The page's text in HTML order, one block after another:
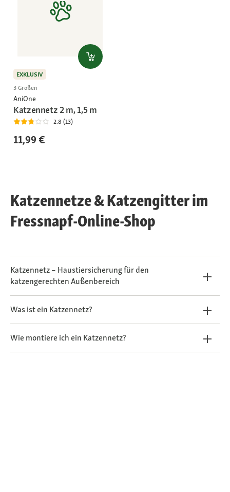
EXKLUSIV
3 Größen
AniOne
Katzennetz 2 m, 1,5 m
2.8 (13)
11,99 €
Katzennetze & Katzengitter im
Fressnapf-Online-Shop
Katzennetz – Haustiersicherung für den
katzengerechten Außenbereich
Was ist ein Katzennetz?
Wie montiere ich ein Katzennetz?